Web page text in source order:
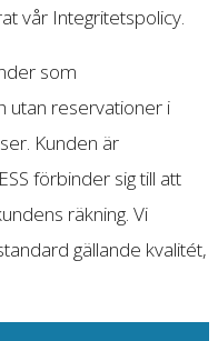
vår Integritetspolicy.
som
utan reservationer i
Kunden är
förbinder sig till att
räkning. Vi
gällande kvalitét,